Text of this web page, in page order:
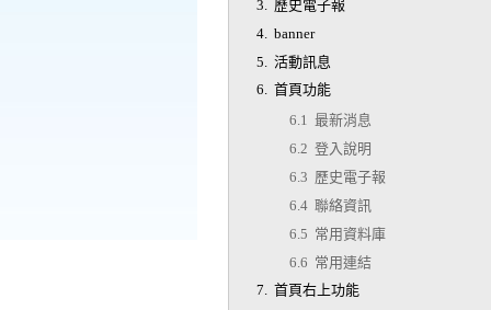
3. 歷史電子報
4. banner
5. 活動訊息
6. 首頁功能
6.1 最新消息
6.2 登入說明
6.3 歷史電子報
6.4 聯絡資訊
6.5 常用資料庫
6.6 常用連結
7. 首頁右上功能